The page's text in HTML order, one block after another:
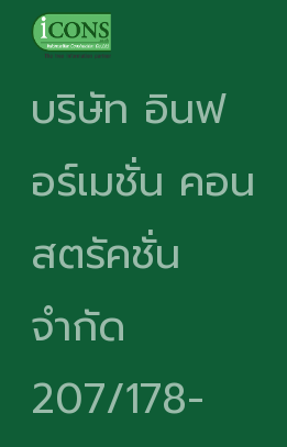
บริษัท อินฟ
อร์เมชั่น คอน
สตรัคชั่น
จำกัด
207/178-